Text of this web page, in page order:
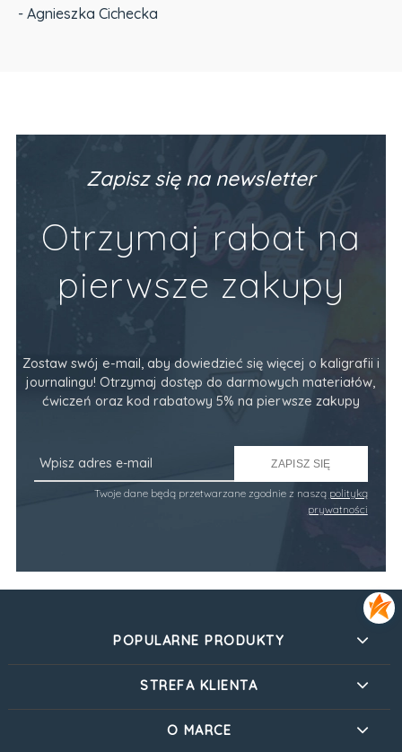
- Agnieszka Cichecka
Zapisz się na newsletter
Otrzymaj rabat na
pierwsze zakupy
Zostaw swój e-mail, aby dowiedzieć się więcej o kaligrafii i
journalingu! Otrzymaj dostęp do darmowych materiałów,
ćwiczeń oraz kod rabatowy 5% na pierwsze zakupy
ZAPISZ SIĘ
Twoje dane będą przetwarzane zgodnie z naszą polityką
prywatności
POPULARNE PRODUKTY
STREFA KLIENTA
O MARCE